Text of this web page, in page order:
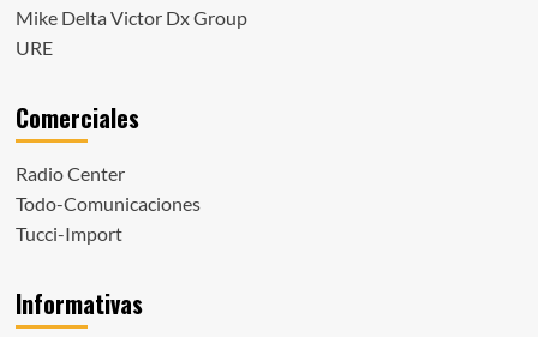
Mike Delta Victor Dx Group
URE
Comerciales
Radio Center
Todo-Comunicaciones
Tucci-Import
Informativas